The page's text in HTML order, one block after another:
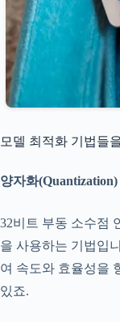
모델 최적화 기법들
양자화(Quantization)
32비트 부동 소수점
을 사용하는 기법입
여 속도와 효율성을
있죠.